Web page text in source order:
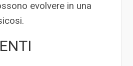
evolvere in una